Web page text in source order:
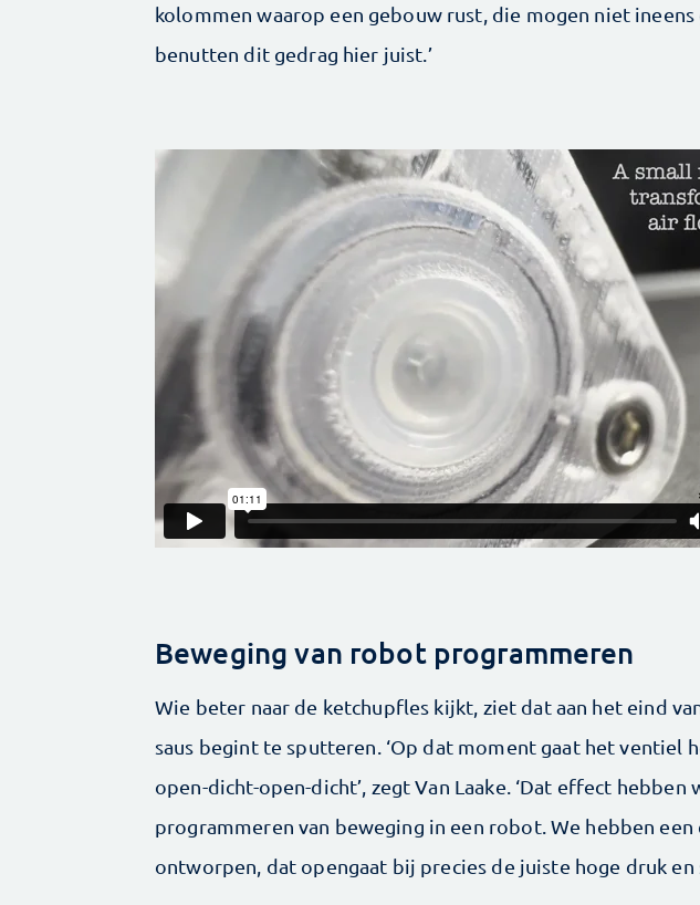
kolommen waarop een gebouw rust, die mogen niet ineens
benutten dit gedrag hier juist.’
Beweging van robot programmeren
Wie beter naar de ketchupfles kijkt, ziet dat aan het eind
saus begint te sputteren. ‘Op dat moment gaat het ventiel
open-dicht-open-dicht’, zegt Van Laake. ‘Dat effect
programmeren van beweging in een robot. We hebben een
ontworpen, dat opengaat bij precies de juiste hoge druk en